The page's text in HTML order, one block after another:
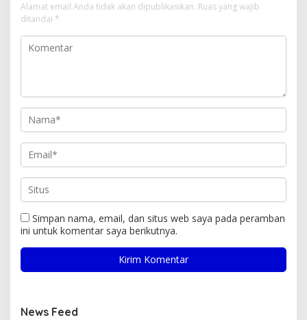
Alamat email Anda tidak akan dipublikasikan. Ruas yang wajib
ditandai *
Simpan nama, email, dan situs web saya pada peramban
ini untuk komentar saya berikutnya.
News Feed